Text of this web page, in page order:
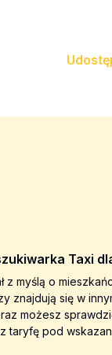
Taxi
z myślą o
znajdują się w
możesz
taryfę pod